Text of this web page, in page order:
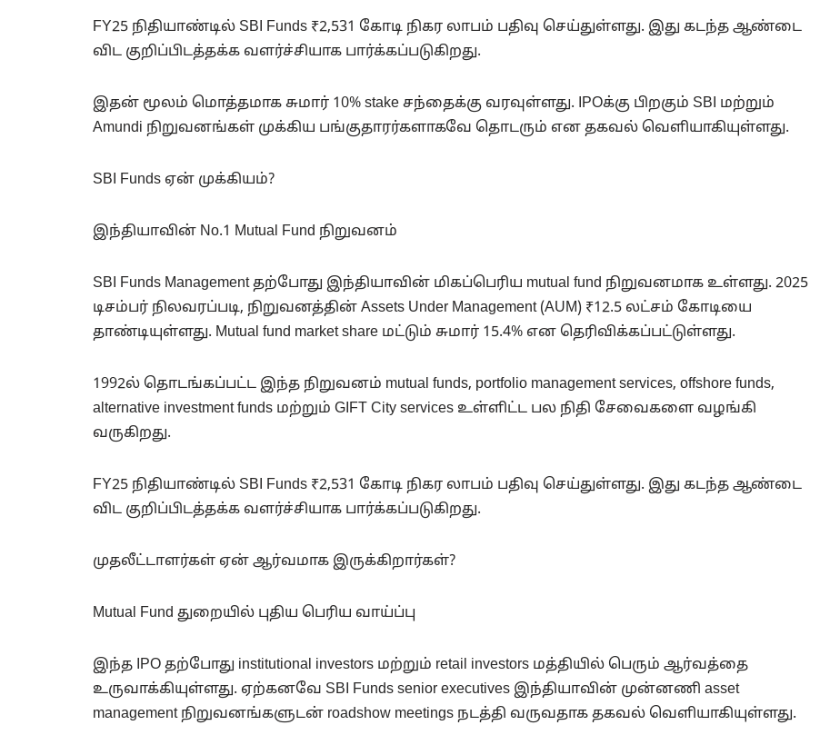
FY25 நிதியாண்டில் SBI Funds ₹2,531 கோடி நிகர லாபம் பதிவு செய்துள்ளது. இது கடந்த ஆண்டை
விட குறிப்பிடத்தக்க வளர்ச்சியாக பார்க்கப்படுகிறது.
இதன் மூலம் மொத்தமாக சுமார் 10% stake சந்தைக்கு வரவுள்ளது. IPOக்கு பிறகும் SBI மற்றும்
Amundi நிறுவனங்கள் முக்கிய பங்குதாரர்களாகவே தொடரும் என தகவல் வெளியாகியுள்ளது.
SBI Funds ஏன் முக்கியம்?
இந்தியாவின் No.1 Mutual Fund நிறுவனம்
SBI Funds Management தற்போது இந்தியாவின் மிகப்பெரிய mutual fund நிறுவனமாக உள்ளது. 2025
டிசம்பர் நிலவரப்படி, நிறுவனத்தின் Assets Under Management (AUM) ₹12.5 லட்சம் கோடியை
தாண்டியுள்ளது. Mutual fund market share மட்டும் சுமார் 15.4% என தெரிவிக்கப்பட்டுள்ளது.
1992ல் தொடங்கப்பட்ட இந்த நிறுவனம் mutual funds, portfolio management services, offshore funds,
alternative investment funds மற்றும் GIFT City services உள்ளிட்ட பல நிதி சேவைகளை வழங்கி
வருகிறது.
FY25 நிதியாண்டில் SBI Funds ₹2,531 கோடி நிகர லாபம் பதிவு செய்துள்ளது. இது கடந்த ஆண்டை
விட குறிப்பிடத்தக்க வளர்ச்சியாக பார்க்கப்படுகிறது.
முதலீட்டாளர்கள் ஏன் ஆர்வமாக இருக்கிறார்கள்?
Mutual Fund துறையில் புதிய பெரிய வாய்ப்பு
இந்த IPO தற்போது institutional investors மற்றும் retail investors மத்தியில் பெரும் ஆர்வத்தை
உருவாக்கியுள்ளது. ஏற்கனவே SBI Funds senior executives இந்தியாவின் முன்னணி asset
management நிறுவனங்களுடன் roadshow meetings நடத்தி வருவதாக தகவல் வெளியாகியுள்ளது.